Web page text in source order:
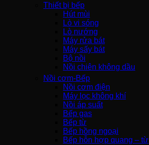
Thiết bị bếp
Hút mùi
Lò vi sóng
Lò nướng
Máy rửa bát
Máy sấy bát
Bộ nồi
Nồi chiên không dầu
Nồi cơm-Bếp
Nồi cơm điện
Máy lọc không khí
Nồi áp suất
Bếp gas
Bếp từ
Bếp hồng ngoại
Bếp hỗn hợp quang – từ